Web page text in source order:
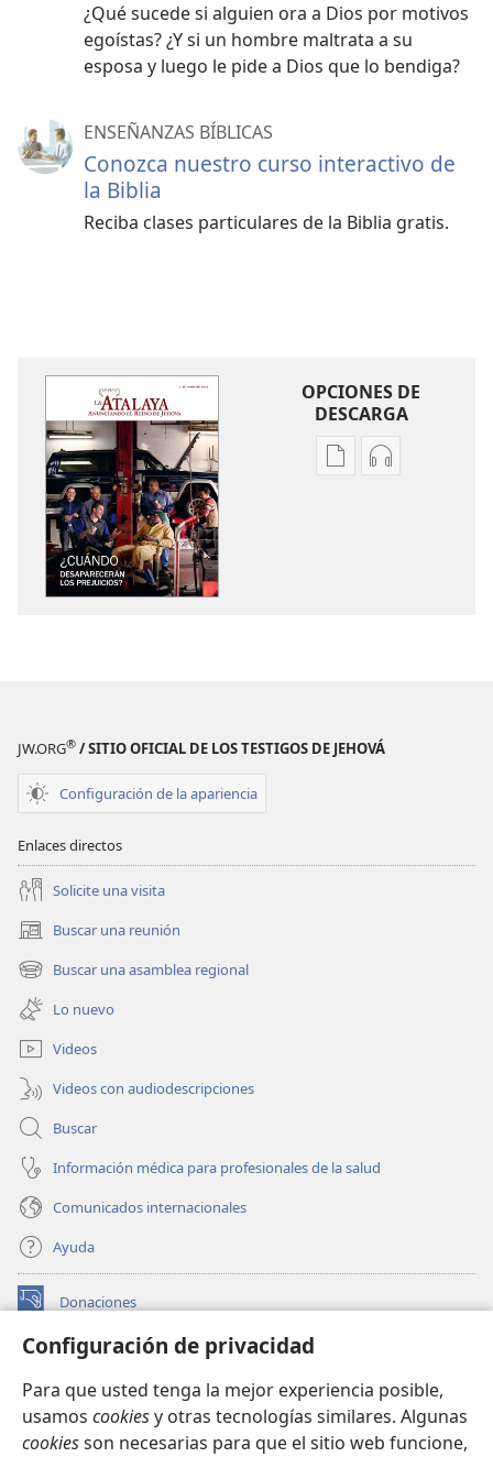
Configuración de privacidad
Para que usted tenga la mejor experiencia posible,
usamos cookiesy otras tecnologías similares. Algunas
cookiesson necesarias para que el sitio web funcione,
¿Qué sucede si alguien ora a Dios por motivos
egoístas? ¿Y si un hombre maltrata a su
esposa y luego le pide a Dios que lo bendiga?
ENSEÑANZAS BÍBLICAS
Conozca nuestro curso interactivo de
la Biblia
Reciba clases particulares de la Biblia gratis.
OPCIONES DE
DESCARGA
OpcionesOpciones
JW.ORG® / SITIO OFICIAL DE LOS TESTIGOS DE JEHOVÁ
Configuración de la apariencia
Enlaces directos
Solicite una visita
Buscar una reunión
(abre
una
nueva
ventana)
Buscar una asamblea regional
(abre
una
nueva
ventana)
Lo nuevo
Videos
Videos con audiodescripciones
Buscar
Información médica para profesionales de la salud
Comunicados internacionales
Ayuda
Donaciones
(abre
nueva BIBLIOTECA EN LÍNEA Watchtower™
una
nueva
ventana)
JW Hub
(abre
una